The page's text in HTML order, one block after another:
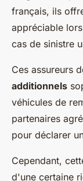
français, ils
appréciable
cas de sinistre
Ces assureurs
additionnels
véhicules de
partenaires
pour déclarer
Cependant,
d'une certaine